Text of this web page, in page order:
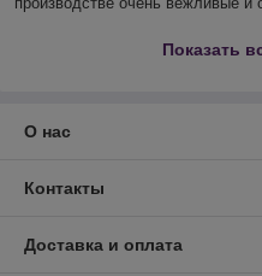
Показать
О нас
Контакты
Доставка и оплата